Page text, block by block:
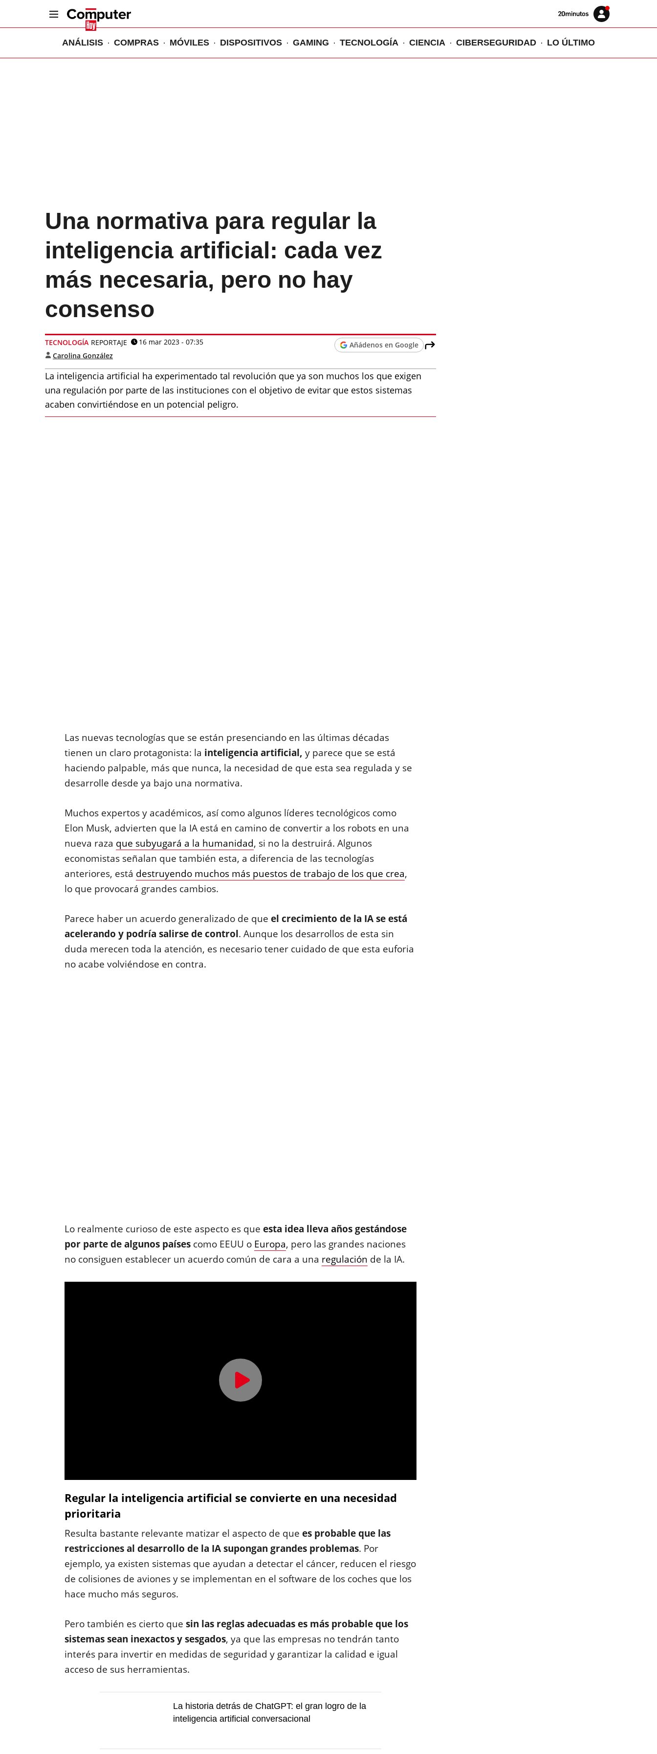
Volver
Iniciar
sesión
ANÁLISIS COMPRAS MÓVILES DISPOSITIVOS GAMING TECNOLOGÍA CIENCIA CIBERSEGURIDAD LO ÚLTIMO
Una normativa para regular la
inteligencia artificial: cada vez
más necesaria, pero no hay
consenso
TECNOLOGÍA REPORTAJE
16 mar 2023 - 07:35
Carolina González
Añádenos en Google
La inteligencia artificial ha experimentado tal revolución que ya son muchos los que exigen
una regulación por parte de las instituciones con el objetivo de evitar que estos sistemas
acaben convirtiéndose en un potencial peligro.
Las nuevas tecnologías que se están presenciando en las últimas décadas
tienen un claro protagonista: la inteligencia artificial, y parece que se está
haciendo palpable, más que nunca, la necesidad de que esta sea regulada y se
desarrolle desde ya bajo una normativa.
Muchos expertos y académicos, así como algunos líderes tecnológicos como
Elon Musk, advierten que la IA está en camino de convertir a los robots en una
nueva raza que subyugará a la humanidad, si no la destruirá. Algunos
economistas señalan que también esta, a diferencia de las tecnologías
anteriores, está destruyendo muchos más puestos de trabajo de los que crea,
lo que provocará grandes cambios.
Parece haber un acuerdo generalizado de que el crecimiento de la IA se está
acelerando y podría salirse de control. Aunque los desarrollos de esta sin
duda merecen toda la atención, es necesario tener cuidado de que esta euforia
no acabe volviéndose en contra.
Lo realmente curioso de este aspecto es que esta idea lleva años gestándose
por parte de algunos países como EEUU o Europa, pero las grandes naciones
no consiguen establecer un acuerdo común de cara a una regulación de la IA.
Regular la inteligencia artificial se convierte en una necesidad
prioritaria
Resulta bastante relevante matizar el aspecto de que es probable que las
restricciones al desarrollo de la IA supongan grandes problemas. Por
ejemplo, ya existen sistemas que ayudan a detectar el cáncer, reducen el riesgo
de colisiones de aviones y se implementan en el software de los coches que los
hace mucho más seguros.
Pero también es cierto que sin las reglas adecuadas es más probable que los
sistemas sean inexactos y sesgados, ya que las empresas no tendrán tanto
interés para invertir en medidas de seguridad y garantizar la calidad e igual
acceso de sus herramientas.
La historia detrás de ChatGPT: el gran logro de la
inteligencia artificial conversacional